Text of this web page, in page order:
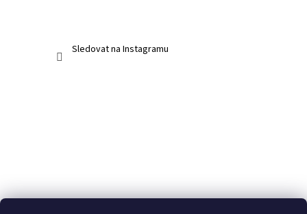
Sledovat na Instagramu